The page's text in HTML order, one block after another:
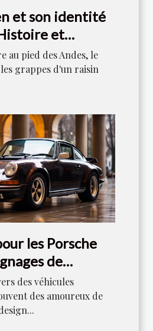
et son identité
et
au pied des Andes, le
grappes d'un raisin
les Porsche
de
des véhicules
des amoureux de